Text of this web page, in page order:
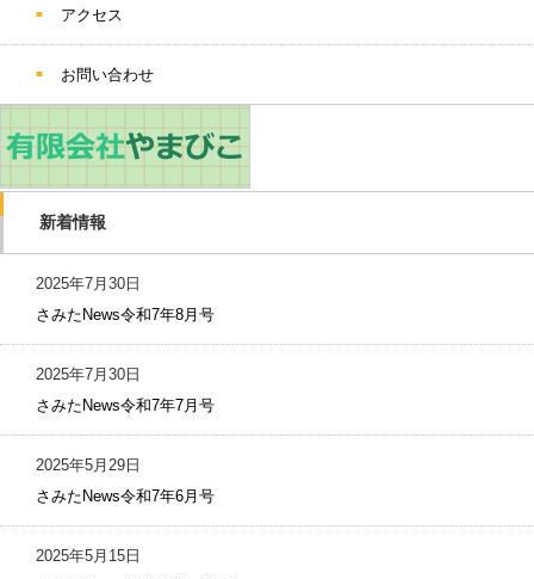
アクセス
お問い合わせ
新着情報
2025年7月30日
さみたNews令和7年8月号
2025年7月30日
さみたNews令和7年7月号
2025年5月29日
さみたNews令和7年6月号
2025年5月15日